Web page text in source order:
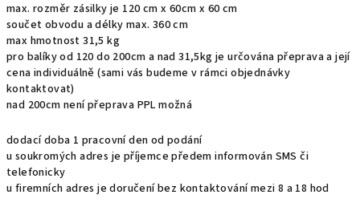
max. rozměr zásilky je 120 cm x 60cm x 60 cm
součet obvodu a délky max. 360 cm
max hmotnost 31,5 kg
pro balíky od 120 do 200cm a nad 31,5kg je určována přeprava a její
cena individuálně (sami vás budeme v rámci objednávky
kontaktovat)
nad 200cm není přeprava PPL možná
dodací doba 1 pracovní den od podání
u soukromých adres je příjemce předem informován SMS či
telefonicky
u firemních adres je doručení bez kontaktování mezi 8 a 18 hod